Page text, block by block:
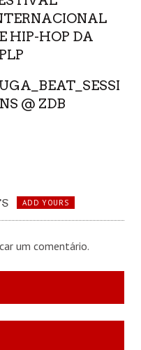
HIP-HOP DA
@ ZDB
ADD YOURS
um comentário.